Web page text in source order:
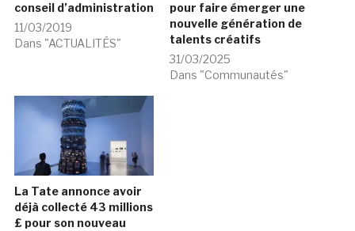
conseil d’administration
11/03/2019
Dans "ACTUALITÉS"
pour faire émerger une
nouvelle génération de
talents créatifs
31/03/2025
Dans "Communautés"
La Tate annonce avoir
déjà collecté 43 millions
£ pour son nouveau